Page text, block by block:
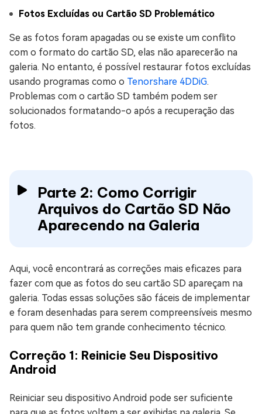
Fotos Excluídas ou Cartão SD Problemático
Se as fotos foram apagadas ou se existe um conflito
com o formato do cartão SD, elas não aparecerão na
galeria. No entanto, é possível restaurar fotos excluídas
usando programas como o Tenorshare 4DDiG.
Problemas com o cartão SD também podem ser
solucionados formatando-o após a recuperação das
fotos.
Parte 2: Como Corrigir
Arquivos do Cartão SD Não
Aparecendo na Galeria
Aqui, você encontrará as correções mais eficazes para
fazer com que as fotos do seu cartão SD apareçam na
galeria. Todas essas soluções são fáceis de implementar
e foram desenhadas para serem compreensíveis mesmo
para quem não tem grande conhecimento técnico.
Correção 1: Reinicie Seu Dispositivo
Android
Reiniciar seu dispositivo Android pode ser suficiente